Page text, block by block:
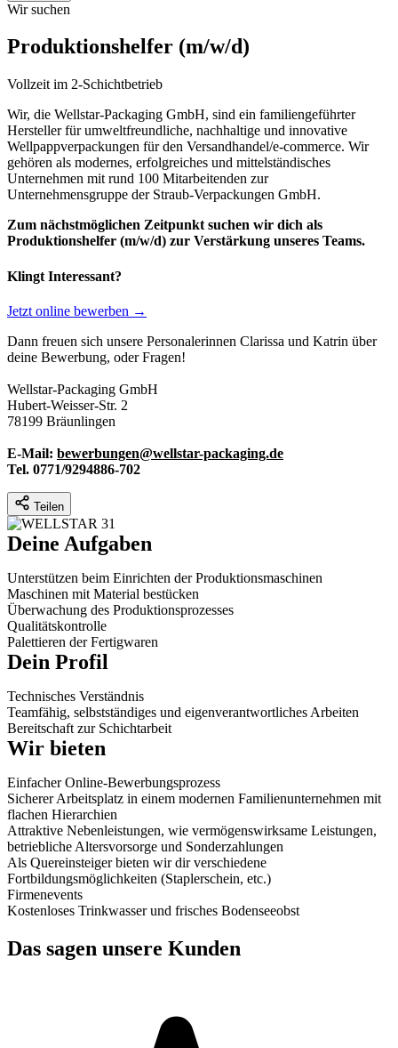
Wir suchen
Produktionshelfer (m/w/d)
Vollzeit im 2-Schichtbetrieb
Wir, die Wellstar-Packaging GmbH, sind ein familiengeführter
Hersteller für umweltfreundliche, nachhaltige und innovative
Wellpappverpackungen für den Versandhandel/e-commerce. Wir
gehören als modernes, erfolgreiches und mittelständisches
Unternehmen mit rund 100 Mitarbeitenden zur
Unternehmensgruppe der Straub-Verpackungen GmbH.
Zum nächstmöglichen Zeitpunkt suchen wir dich als
Produktionshelfer (m/w/d) zur Verstärkung unseres Teams.
Klingt Interessant?
Jetzt online bewerben →
Dann freuen sich unsere Personalerinnen Clarissa und Katrin über
deine Bewerbung, oder Fragen!
Wellstar-Packaging GmbH
Hubert-Weisser-Str. 2
78199 Bräunlingen
E-Mail: bewerbungen@wellstar-packaging.de
Tel. 0771/9294886-702
Teilen
Deine Aufgaben
Unterstützen beim Einrichten der Produktionsmaschinen
Maschinen mit Material bestücken
Überwachung des Produktionsprozesses
Qualitätskontrolle
Palettieren der Fertigwaren
Dein Profil
Technisches Verständnis
Teamfähig, selbstständiges und eigenverantwortliches Arbeiten
Bereitschaft zur Schichtarbeit
Wir bieten
Einfacher Online-Bewerbungsprozess
Sicherer Arbeitsplatz in einem modernen Familienunternehmen mit
flachen Hierarchien
Attraktive Nebenleistungen, wie vermögenswirksame Leistungen,
betriebliche Altersvorsorge und Sonderzahlungen
Als Quereinsteiger bieten wir dir verschiedene
Fortbildungsmöglichkeiten (Staplerschein, etc.)
Firmenevents
Kostenloses Trinkwasser und frisches Bodenseeobst
Das sagen unsere Kunden